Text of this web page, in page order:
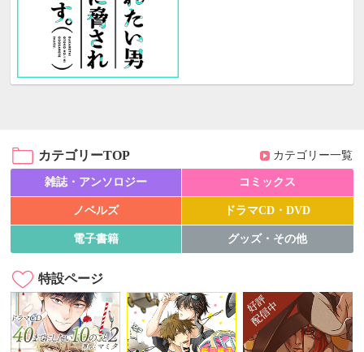
カテゴリーTOP カテゴリー一覧
雑誌・アンソロジー コミックス
ノベルズ ドラマCD・DVD
電子書籍 グッズ・その他
特設ページ